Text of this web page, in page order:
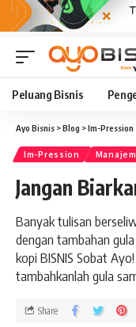
Peluang Bisnis
Ayo Bisnis >Blog >Im-Pression
Im-Pression
Jangan
Banyak tulisan
dengan tambahan
kopi BISNIS Sobat
tambahkanlah gula
Share